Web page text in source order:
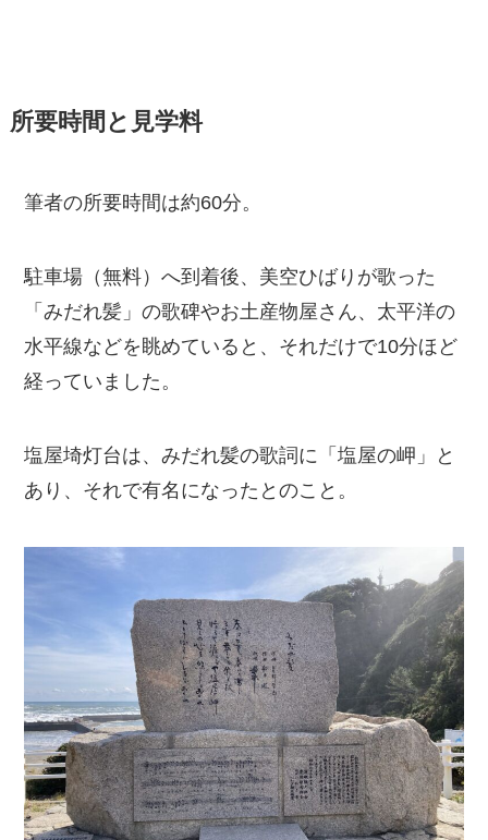
所要時間と見学料
筆者の所要時間は約60分。
駐車場（無料）へ到着後、美空ひばりが歌った
「みだれ髪」の歌碑やお土産物屋さん、太平洋の
水平線などを眺めていると、それだけで10分ほど
経っていました。
塩屋埼灯台は、みだれ髪の歌詞に「塩屋の岬」と
あり、それで有名になったとのこと。